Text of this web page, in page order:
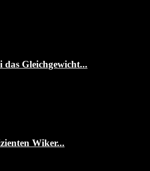
Gleichgewicht...
Wiker...